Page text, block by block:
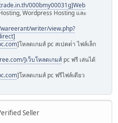
000bmy00031g]Web
Wordpress Hosting และ
writer/view.php?
]โหลดเกมส์ pc สเปคต่ํา ไฟล์เล็ก
]เว็บโหลดเกมส์ pc ฟรี เล่นได้
]โหลดเกมส์ pc ฟรีไฟล์เดียว
Seller